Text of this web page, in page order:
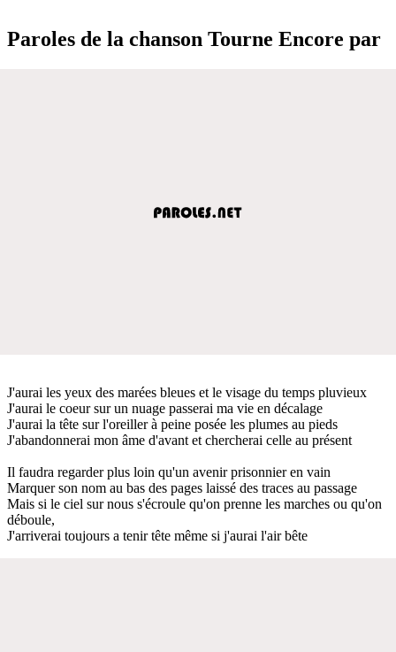
Paroles de la chanson Tourne Encore par
J'aurai les yeux des marées bleues et le visage du temps pluvieux
J'aurai le coeur sur un nuage passerai ma vie en décalage
J'aurai la tête sur l'oreiller à peine posée les plumes au pieds
J'abandonnerai mon âme d'avant et chercherai celle au présent
Il faudra regarder plus loin qu'un avenir prisonnier en vain
Marquer son nom au bas des pages laissé des traces au passage
Mais si le ciel sur nous s'écroule qu'on prenne les marches ou qu'on
déboule,
J'arriverai toujours a tenir tête même si j'aurai l'air bête